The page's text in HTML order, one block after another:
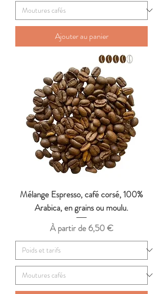
Ajouter au panier
Mélange Espresso, café corsé, 100%
Arabica, en grains ou moulu.
À partir de 6,50 €
Prix promotionnel